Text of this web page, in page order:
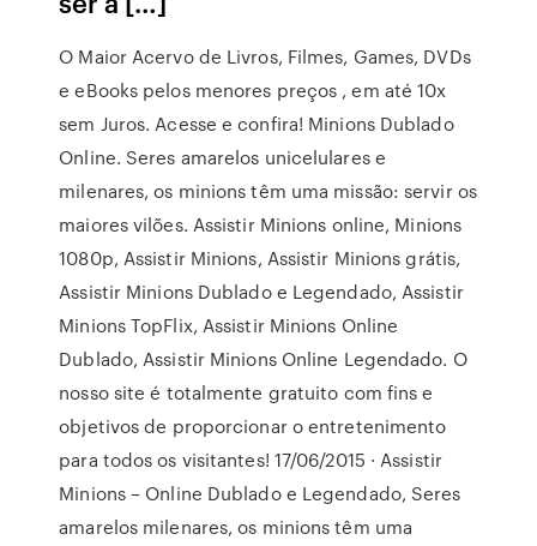
O Maior Acervo de Livros, Filmes, Games, DVDs
e eBooks pelos menores preços , em até 10x
sem Juros. Acesse e confira! Minions Dublado
Online. Seres amarelos unicelulares e
milenares, os minions têm uma missão: servir os
maiores vilões. Assistir Minions online, Minions
1080p, Assistir Minions, Assistir Minions grátis,
Assistir Minions Dublado e Legendado, Assistir
Minions TopFlix, Assistir Minions Online
Dublado, Assistir Minions Online Legendado. O
nosso site é totalmente gratuito com fins e
objetivos de proporcionar o entretenimento
para todos os visitantes! 17/06/2015 · Assistir
Minions – Online Dublado e Legendado, Seres
amarelos milenares, os minions têm uma